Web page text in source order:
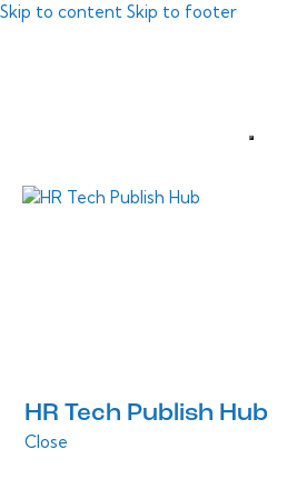
Skip to content Skip to footer
HR Tech Publish Hub
Close